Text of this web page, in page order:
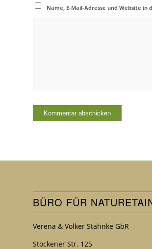
Name, E-Mail-Adresse und Website
BÜRO FÜR
Verena & Volker Stahnke GbR
Stöckener Str. 125